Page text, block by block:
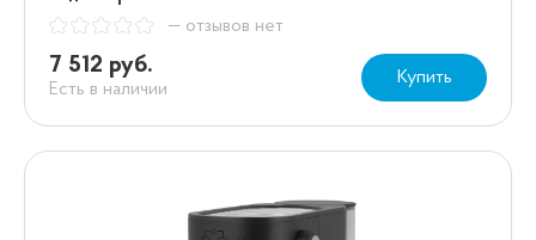
— отзывов нет
7 512 руб.
Есть в наличии
Купить